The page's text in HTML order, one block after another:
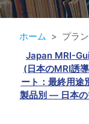
ホーム
プラン
Japan MRI-
(日本のMRI誘
ート：最終用途
製品別 — 日本の